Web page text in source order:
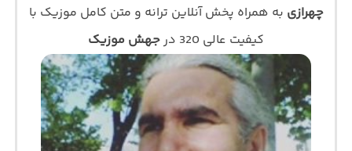
چهرازی به همراه پخش آنلاین ترانه و متن کامل موزیک با
کیفیت عالی 320 در
جهش موزیک